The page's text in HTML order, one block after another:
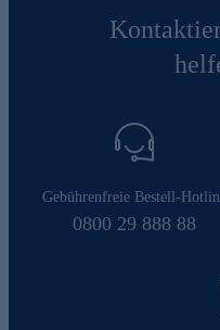
Gebührenfreie Bestell-
0800 29 888 88